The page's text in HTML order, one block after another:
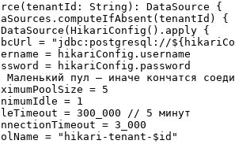
String): DataSource {
{
{
= "jdbc:postgresql://
= hikariConfig.username
= hikariConfig.password
Маленький пул — иначе кончатся
= 5
= 1
= 300_000 // 5 минут
= 3_000
= "hikari-tenant-$id"